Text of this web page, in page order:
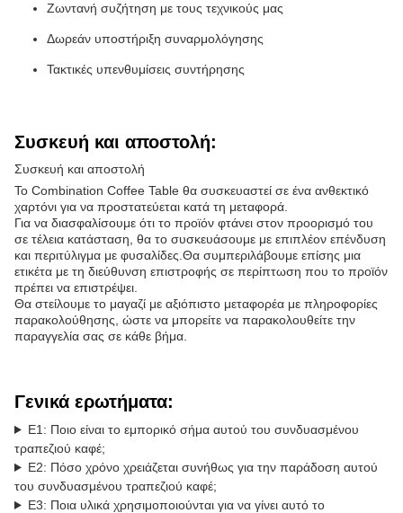
Ζωντανή συζήτηση με τους τεχνικούς μας
Δωρεάν υποστήριξη συναρμολόγησης
Τακτικές υπενθυμίσεις συντήρησης
Συσκευή και αποστολή:
Συσκευή και αποστολή
Το Combination Coffee Table θα συσκευαστεί σε ένα ανθεκτικό
χαρτόνι για να προστατεύεται κατά τη μεταφορά.
Για να διασφαλίσουμε ότι το προϊόν φτάνει στον προορισμό του
σε τέλεια κατάσταση, θα το συσκευάσουμε με επιπλέον επένδυση
και περιτύλιγμα με φυσαλίδες.Θα συμπεριλάβουμε επίσης μια
ετικέτα με τη διεύθυνση επιστροφής σε περίπτωση που το προϊόν
πρέπει να επιστρέψει.
Θα στείλουμε το μαγαζί με αξιόπιστο μεταφορέα με πληροφορίες
παρακολούθησης, ώστε να μπορείτε να παρακολουθείτε την
παραγγελία σας σε κάθε βήμα.
Γενικά ερωτήματα:
Ε1: Ποιο είναι το εμπορικό σήμα αυτού του συνδυασμένου
τραπεζιού καφέ;
Ε2: Πόσο χρόνο χρειάζεται συνήθως για την παράδοση αυτού
του συνδυασμένου τραπεζιού καφέ;
Ε3: Ποια υλικά χρησιμοποιούνται για να γίνει αυτό το